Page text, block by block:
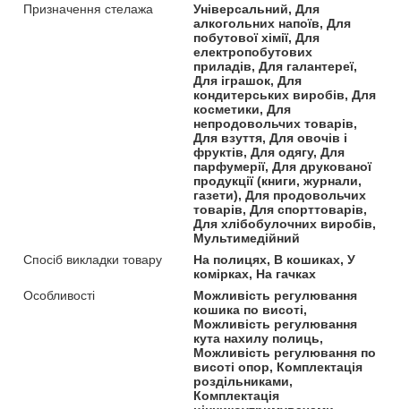
Призначення стелажа
Універсальний, Для
алкогольних напоїв, Для
побутової хімії, Для
електропобутових
приладів, Для галантереї,
Для іграшок, Для
кондитерських виробів, Для
косметики, Для
непродовольчих товарів,
Для взуття, Для овочів і
фруктів, Для одягу, Для
парфумерії, Для друкованої
продукції (книги, журнали,
газети), Для продовольчих
товарів, Для спорттоварів,
Для хлібобулочних виробів,
Мультимедійний
Спосіб викладки товару
На полицях, В кошиках, У
комірках, На гачках
Особливості
Можливість регулювання
кошика по висоті,
Можливість регулювання
кута нахилу полиць,
Можливість регулювання по
висоті опор, Комплектація
роздільниками,
Комплектація